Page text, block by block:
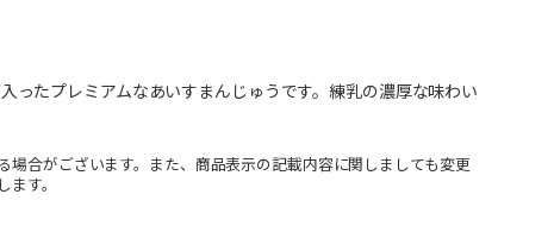
ったプレミアムなあいすまんじゅうです。練乳の濃厚な味わい
合がございます。また、商品表示の記載内容に関しましても変更
す。